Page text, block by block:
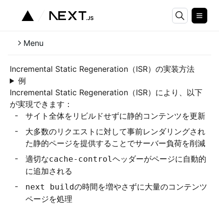
Menu
Incremental Static Regeneration（ISR）の実装方法
例
Incremental Static Regeneration（ISR）により、以下
が実現できます：
サイト全体をリビルドせずに静的コンテンツを更新
大多数のリクエストに対して事前レンダリングされ
た静的ページを提供することでサーバー負荷を削減
適切なcache-controlヘッダーがページに自動的
に追加される
next buildの時間を増やさずに大量のコンテンツ
ページを処理